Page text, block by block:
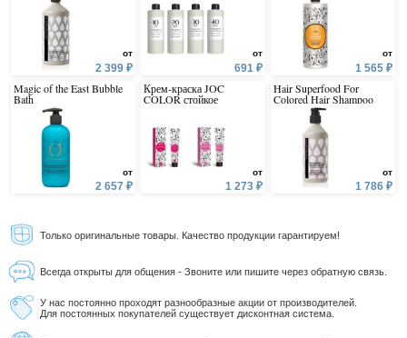
от
2 399 ₽
Magic of the East Bubble
Bath
от
2 657 ₽
от
691 ₽
Крем-краска JOC
COLOR стойкое
от
1 273 ₽
от
1 565 ₽
Hair Superfood For
Colored Hair Shampoo
от
1 786 ₽
Только оригинальные товары. Качество продукции гарантируем!
Всегда открыты для общения - Звоните или пишите через обратную связь.
У нас постоянно проходят разнообразные акции от производителей.
Для постоянных покупателей существует дисконтная система.